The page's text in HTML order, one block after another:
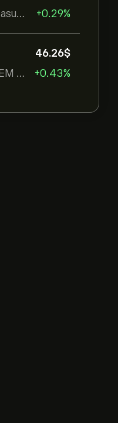
iShares 20+ Year Treasury Bond ETF
+0.29%
iShares J.P. Morgan EM Local Govt Bond UCITS ETF
46.26‎$‎
+0.43%